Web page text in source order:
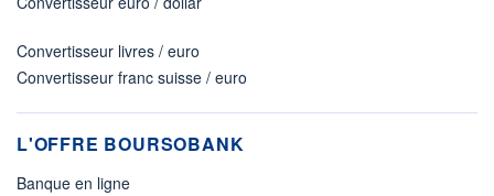
Convertisseur livres / euro
Convertisseur franc suisse / euro
L'OFFRE BOURSOBANK
Banque en ligne